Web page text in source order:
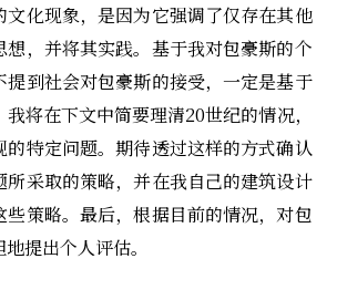
文化现象，是因为它强调了仅存在其他
想，并将其实践。基于我对包豪斯的个
提到社会对包豪斯的接受，一定是基于
将在下文中简要理清20世纪的情况，
的特定问题。期待透过这样的方式确认
所采取的策略，并在我自己的建筑设计
些策略。最后，根据目前的情况，对包
提出个人评估。